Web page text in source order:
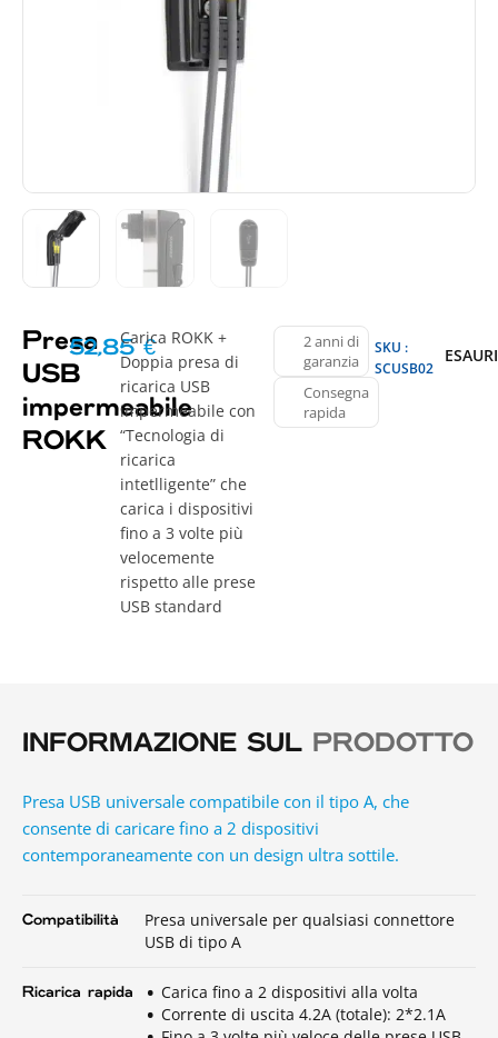
Presa
USB
impermeabile
ROKK
52,85€
Carica ROKK +
Doppia presa di
ricarica USB
impermeabile con
“Tecnologia di
ricarica
intetlligente” che
carica i dispositivi
fino a 3 volte più
velocemente
rispetto alle prese
USB standard
2 anni di
garanzia
Consegna
rapida
SKU :
SCUSB02
INFORMAZIONE SUL PRODOTTO
Presa USB universale compatibile con il tipo A, che
consente di caricare fino a 2 dispositivi
contemporaneamente con un design ultra sottile.
Compatibilità
Presa universale per qualsiasi connettore
USB di tipo A
Ricarica rapida
Carica fino a 2 dispositivi alla volta
Corrente di uscita 4.2A (totale): 2*2.1A